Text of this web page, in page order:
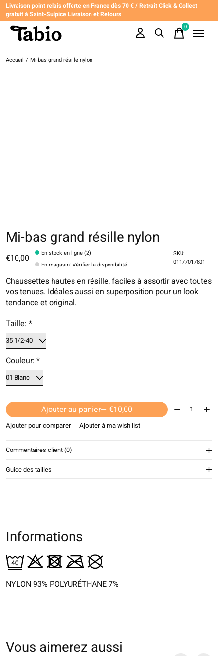
Livraison point relais offerte en France dès 70 € / Retrait Click & Collect
gratuit à Saint-SulpiceLivraison et Retours
0items
Accueil / Mi-bas grand résille nylon
Mi-bas grand résille nylon
€10,00
En stock en ligne (2)
En magasin:Vérifier la disponibilité
SKU:
01177017801
Chaussettes hautes en résille, faciles à assortir avec toutes
vos tenues. Idéales aussi en superposition pour un look
tendance et original.
Taille: *
Couleur: *
Ajouter au panier — €10,00 Quantité:
Ajouter pour comparer Ajouter à ma wish list
Commentaires client (0)
Guide des tailles
Informations
NYLON 93% POLYURÉTHANE 7%
Vous aimerez aussi